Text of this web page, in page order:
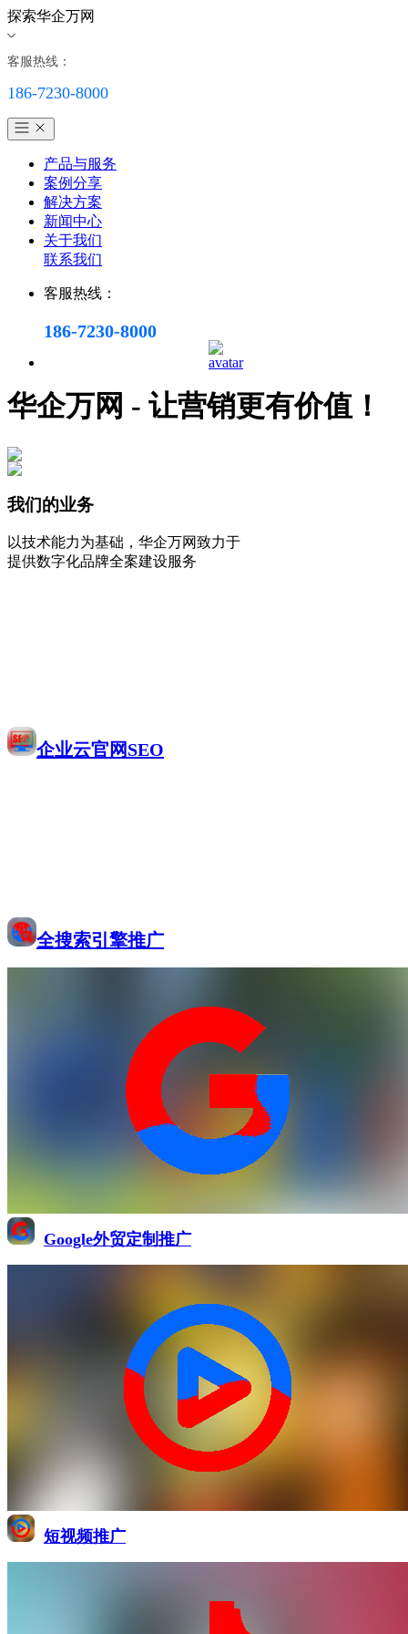
探索华企万网
客服热线：
186-7230-8000
产品与服务
案例分享
解决方案
新闻中心
关于我们
联系我们
客服热线：
186-7230-8000
华企万网 - 让营销更有价值！
我们的业务
以技术能力为基础，华企万网致力于
提供数字化品牌全案建设服务
企业云官网SEO
全搜索引擎推广
Google外贸定制推广
短视频推广